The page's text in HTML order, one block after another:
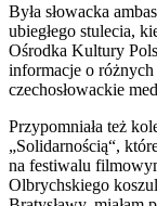
Była słowacka
ubiegłego stulecia,
Ośrodka Kultury
informacje o
czechosłowackie
Przypomniała też
„Solidarnością“,
na festiwalu
Olbrychskiego